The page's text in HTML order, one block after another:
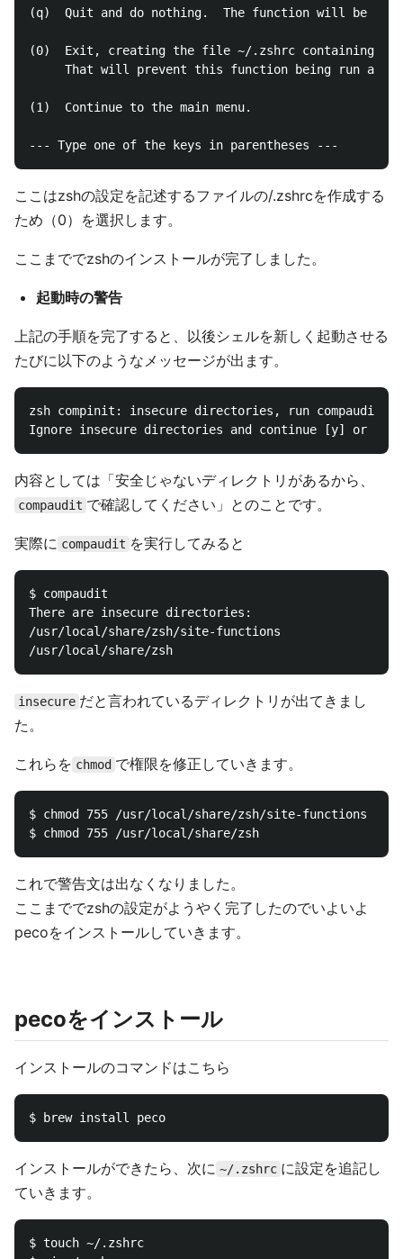
(q)  Quit and do nothing.  The function will be run
(0)  Exit, creating the file ~/.zshrc containing just
That will prevent this function being run
(1)  Continue to the main menu.
ここはzshの設定を記述するファイルの/.zshrcを作成する
ため（0）を選択します。
ここまででzshのインストールが完了しました。
起動時の警告
上記の手順を完了すると、以後シェルを新しく起動させる
たびに以下のようなメッセージが出ます。
zsh compinit: insecure directories, run compaudit
内容としては「安全じゃないディレクトリがあるから、
compaudit で確認してください」とのことです。
実際に compaudit を実行してみると
$ compaudit
There are insecure directories:
/usr/local/share/zsh/site-functions
insecure だと言われているディレクトリが出てきまし
た。
これらを chmod で権限を修正していきます。
$ chmod 755 /usr/local/share/zsh/site-functions
これで警告文は出なくなりました。
ここまででzshの設定がようやく完了したのでいよいよ
pecoをインストールしていきます。
pecoをインストール
インストールのコマンドはこちら
インストールができたら、次に ~/.zshrc に設定を追記し
ていきます。
$ touch ~/.zshrc